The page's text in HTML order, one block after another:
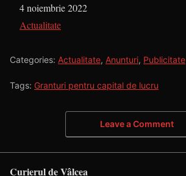
Dată
4 noiembrie 2022
În legătură cu
Actualitate
Categories: Actualitate, Anunturi, Publicitate
Tags: Granturi pentru capital de lucru
Leave a Comment
Curierul de Vâlcea